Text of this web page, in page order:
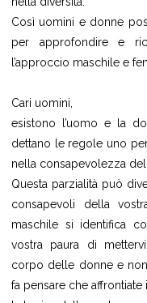
Così uomini e donne
per approfondire e
l’approccio maschile e
Cari uomini,
esistono l’uomo e la
dettano le regole uno
nella consapevolezza
Questa parzialità può
consapevoli della
maschile si identifica
vostra paura di
corpo delle donne e
fa pensare che